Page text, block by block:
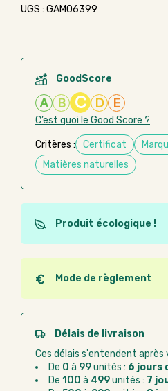
UGS : GAMO6399
GoodScore
A B C D E
C’est quoi le Good Score ?
Critères : Certificat
Matières naturelles
Produit écologique !
Ce produit est éco-conçu, il
matériaux recyclés ou
peuvent plus facilement
après utilisation. L'origine de
n'entre pas dans les critères
Mode de règlement
Quel que soit le mode de
passer commande en ligne
Paiement CB :paiement
Virement bancaire :
après la commande
Délais de livraison
Ces délais s'entendent après
De 0 à 99unités : 6 jours
De 100 à 499unités : 7